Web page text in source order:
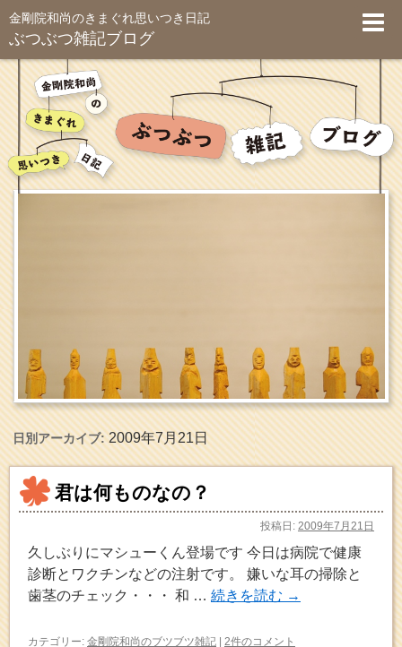
金剛院和尚のきまぐれ思いつき日記
ぶつぶつ雑記ブログ
日別アーカイブ:2009年7月21日
君は何ものなの？
投稿日: 2009年7月21日
久しぶりにマシューくん登場です 今日は病院で健康
診断とワクチンなどの注射です。 嫌いな耳の掃除と
歯茎のチェック・・・ 和 … 続きを読む →
カテゴリー: 金剛院和尚のブツブツ雑記 | 2件のコメント